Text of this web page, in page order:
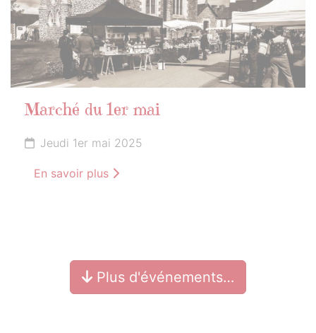
Marché du 1er mai
Jeudi 1er mai 2025
En savoir plus
Plus d'événements…